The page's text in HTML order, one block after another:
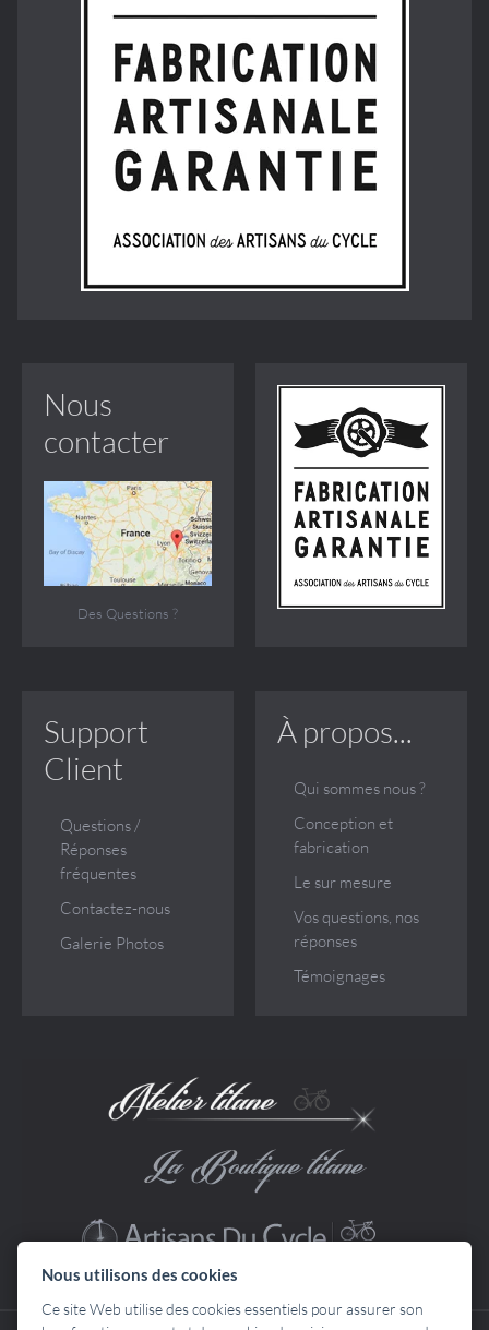
Nous
contacter
Des Questions ?
Support
Client
Questions /
Réponses
fréquentes
Contactez-nous
Galerie Photos
À propos...
Qui sommes nous ?
Conception et
fabrication
Le sur mesure
Vos questions, nos
réponses
Témoignages
Nous utilisons des cookies
Ce site Web utilise des cookies essentiels pour assurer son